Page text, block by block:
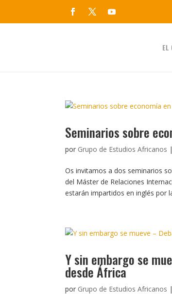
EL
Seminarios sobre
por Grupo de Estudios Africanos |
Os invitamos a dos seminarios
del Máster de Relaciones
estarán impartidos en inglés por
Y sin embargo se
desde África
por Grupo de Estudios Africanos |